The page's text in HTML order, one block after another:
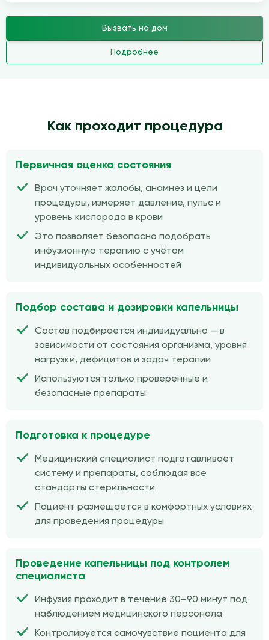
Вызвать на дом
Подробнее
Как проходит процедура
Первичная оценка состояния
Врач уточняет жалобы, анамнез и цели
процедуры, измеряет давление, пульс и
уровень кислорода в крови
Это позволяет безопасно подобрать
инфузионную терапию с учётом
индивидуальных особенностей
Подбор состава и дозировки капельницы
Состав подбирается индивидуально — в
зависимости от состояния организма, уровня
нагрузки, дефицитов и задач терапии
Используются только проверенные и
безопасные препараты
Подготовка к процедуре
Медицинский специалист подготавливает
систему и препараты, соблюдая все
стандарты стерильности
Пациент размещается в комфортных условиях
для проведения процедуры
Проведение капельницы под контролем
специалиста
Инфузия проходит в течение 30–90 минут под
наблюдением медицинского персонала
Контролируется самочувствие пациента для